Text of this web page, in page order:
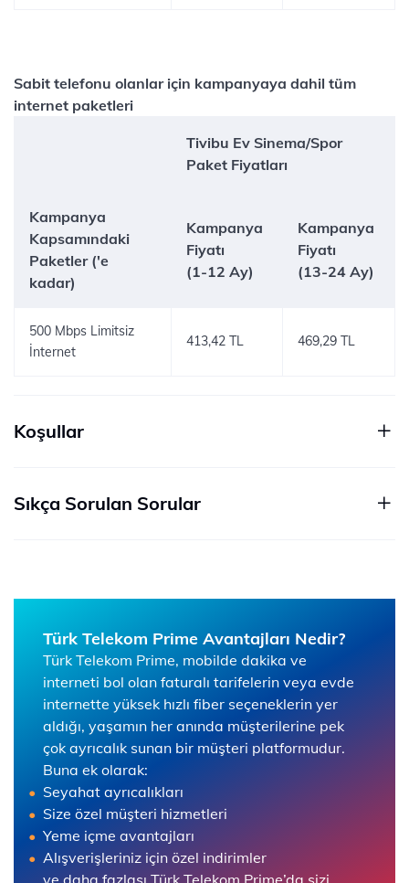
Sabit telefonu olanlar için kampanyaya dahil tüm
internet paketleri
Tivibu Ev Sinema/Spor
Paket Fiyatları
Kampanya
Kapsamındaki
Paketler ('e
kadar)
Kampanya
Fiyatı
(1-12 Ay)
Kampanya
Fiyatı
(13-24 Ay)
500 Mbps Limitsiz
İnternet
413,42 TL 469,29 TL
Koşullar
Sıkça Sorulan Sorular
Türk Telekom Prime Avantajları Nedir?
Türk Telekom Prime, mobilde dakika ve
interneti bol olan faturalı tarifelerin veya evde
internette yüksek hızlı fiber seçeneklerin yer
aldığı, yaşamın her anında müşterilerine pek
çok ayrıcalık sunan bir müşteri platformudur.
Buna ek olarak:
Seyahat ayrıcalıkları
Size özel müşteri hizmetleri
Yeme içme avantajları
Alışverişleriniz için özel indirimler
ve daha fazlası Türk Telekom Prime’da sizi